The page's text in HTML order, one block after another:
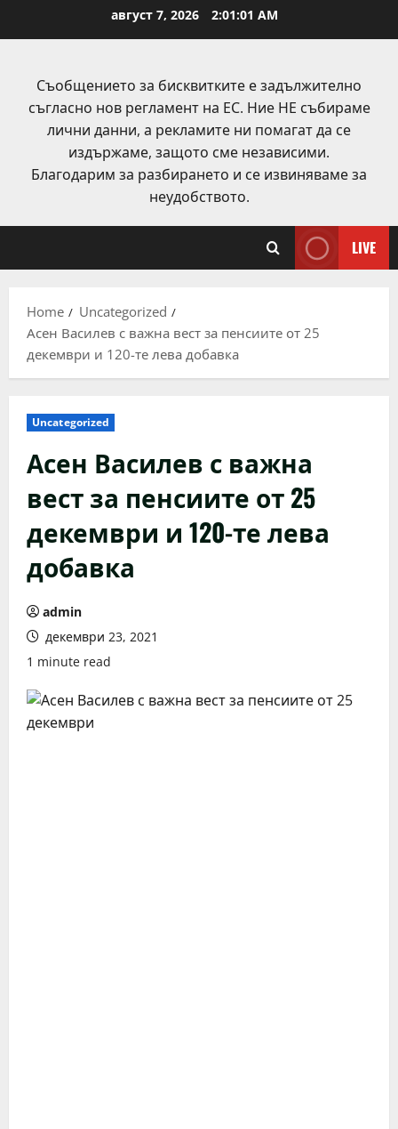
август 7, 2026 2:01:02 AM
Съобщението за бисквитките е задължително
съгласно нов регламент на ЕС. Ние НЕ събираме
лични данни, а рекламите ни помагат да се
издържаме, защото сме независими.
Благодарим за разбирането и се извиняваме за
неудобството.
LIVE
Home
Uncategorized
Асен Василев с важна вест за пенсиите от 25
декември и 120-те лева добавка
Uncategorized
Асен Василев с важна
вест за пенсиите от 25
декември и 120-те лева
добавка
admin
декември 23, 2021
1 minute read